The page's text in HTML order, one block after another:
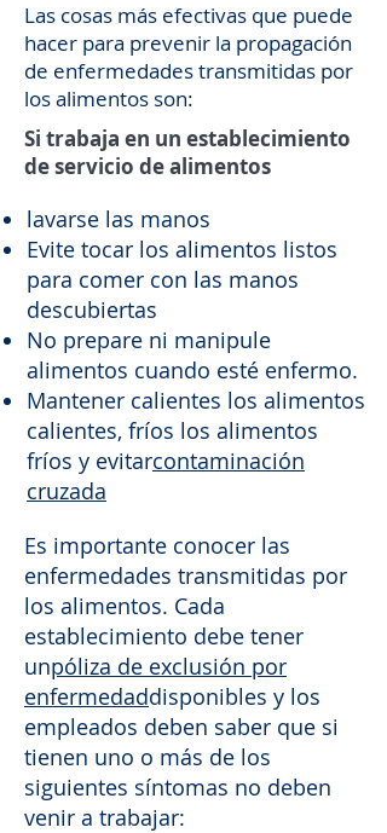
Las cosas más efectivas que puede
hacer para prevenir la propagación
de enfermedades transmitidas por
los alimentos son:
Si trabaja en un establecimiento
de servicio de alimentos
lavarse las manos
Evite tocar los alimentos listos
para comer con las manos
descubiertas
No prepare ni manipule
alimentos cuando esté enfermo.
Mantener calientes los alimentos
calientes, fríos los alimentos
fríos y evitarcontaminación
cruzada
Es importante conocer las
enfermedades transmitidas por
los alimentos. Cada
establecimiento debe tener
unpóliza de exclusión por
enfermedaddisponibles y los
empleados deben saber que si
tienen uno o más de los
siguientes síntomas no deben
venir a trabajar: